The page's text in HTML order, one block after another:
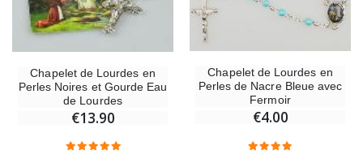
Chapelet de Lourdes en
Perles Noires et Gourde Eau
de Lourdes
€13.90
Chapelet de Lourdes en
Perles de Nacre Bleue avec
Fermoir
€4.00